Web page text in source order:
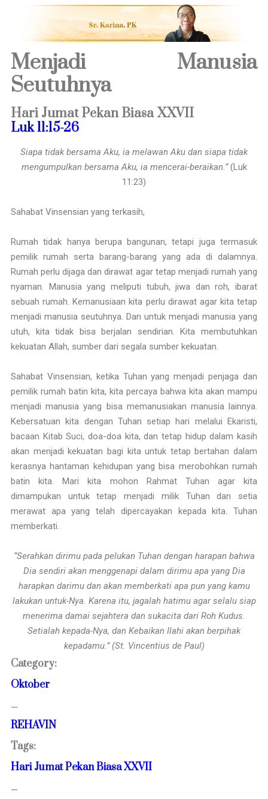
Menjadi Manusia
Seutuhnya
Hari Jumat Pekan Biasa XXVII
Luk 11:15-26
Siapa tidak bersama Aku, ia melawan Aku dan siapa tidak
mengumpulkan bersama Aku, ia mencerai-beraikan.”(Luk
11:23)
Sahabat Vinsensian yang terkasih,
Rumah tidak hanya berupa bangunan, tetapi juga termasuk
pemilik rumah serta barang-barang yang ada di dalamnya.
Rumah perlu dijaga dan dirawat agar tetap menjadi rumah yang
nyaman. Manusia yang meliputi tubuh, jiwa dan roh, ibarat
sebuah rumah. Kemanusiaan kita perlu dirawat agar kita tetap
menjadi manusia seutuhnya. Dan untuk menjadi manusia yang
utuh, kita tidak bisa berjalan sendirian. Kita membutuhkan
kekuatan Allah, sumber dari segala sumber kekuatan.
Sahabat Vinsensian, ketika Tuhan yang menjadi penjaga dan
pemilik rumah batin kita, kita percaya bahwa kita akan mampu
menjadi manusia yang bisa memanusiakan manusia lainnya.
Kebersatuan kita dengan Tuhan setiap hari melalui Ekaristi,
bacaan Kitab Suci, doa-doa kita, dan tetap hidup dalam kasih
akan menjadi kekuatan bagi kita untuk tetap bertahan dalam
kerasnya hantaman kehidupan yang bisa merobohkan rumah
batin kita. Mari kita mohon Rahmat Tuhan agar kita
dimampukan untuk tetap menjadi milik Tuhan dan setia
merawat apa yang telah dipercayakan kepada kita. Tuhan
memberkati.
“Serahkan dirimu pada pelukan Tuhan dengan harapan bahwa
Dia sendiri akan menggenapi dalam dirimu apa yang Dia
harapkan darimu dan akan memberkati apa pun yang kamu
lakukan untuk-Nya. Karena itu, jagalah hatimu agar selalu siap
menerima damai sejahtera dan sukacita dari Roh Kudus.
Setialah kepada-Nya, dan Kebaikan Ilahi akan berpihak
kepadamu.” (St. Vincentius de Paul)
Category:
Oktober
—
REHAVIN
Tags:
Hari Jumat Pekan Biasa XXVII
—